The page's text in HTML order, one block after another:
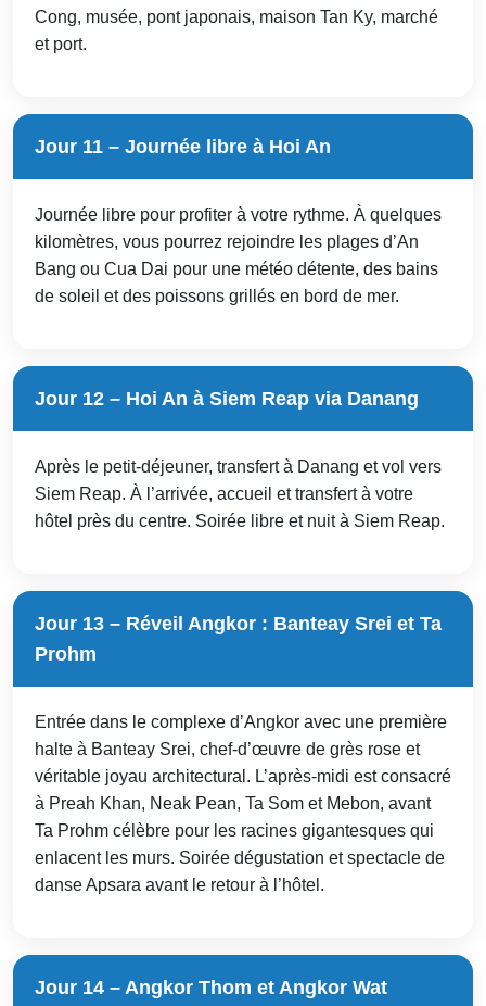
Cong, musée, pont japonais, maison Tan Ky, marché
et port.
Jour 11 – Journée libre à Hoi An
Journée libre pour profiter à votre rythme. À quelques
kilomètres, vous pourrez rejoindre les plages d’An
Bang ou Cua Dai pour une météo détente, des bains
de soleil et des poissons grillés en bord de mer.
Jour 12 – Hoi An à Siem Reap via Danang
Après le petit-déjeuner, transfert à Danang et vol vers
Siem Reap. À l’arrivée, accueil et transfert à votre
hôtel près du centre. Soirée libre et nuit à Siem Reap.
Jour 13 – Réveil Angkor : Banteay Srei et Ta
Prohm
Entrée dans le complexe d’Angkor avec une première
halte à Banteay Srei, chef-d’œuvre de grès rose et
véritable joyau architectural. L’après-midi est consacré
à Preah Khan, Neak Pean, Ta Som et Mebon, avant
Ta Prohm célèbre pour les racines gigantesques qui
enlacent les murs. Soirée dégustation et spectacle de
danse Apsara avant le retour à l’hôtel.
Jour 14 – Angkor Thom et Angkor Wat